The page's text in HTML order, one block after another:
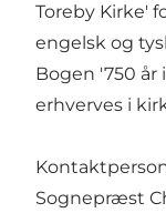
Toreby Kirke'
engelsk og
Bogen '750 år
erhverves i
Sognepræst